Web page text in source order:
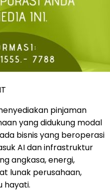
pinjaman
yang didukung modal
bisnis yang beroperasi
AI dan infrastruktur
angkasa, energi,
lunak perusahaan,
hayati.